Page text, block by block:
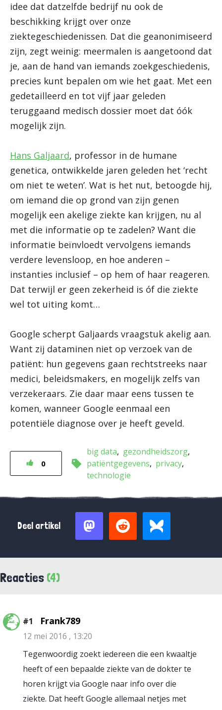
idee dat datzelfde bedrijf nu ook de
beschikking krijgt over onze
ziektegeschiedenissen. Dat die geanonimiseerd
zijn, zegt weinig: meermalen is aangetoond dat
je, aan de hand van iemands zoekgeschiedenis,
precies kunt bepalen om wie het gaat. Met een
gedetailleerd en tot vijf jaar geleden
teruggaand medisch dossier moet dat óók
mogelijk zijn.
Hans Galjaard, professor in de humane
genetica, ontwikkelde jaren geleden het ‘recht
om niet te weten’. Wat is het nut, betoogde hij,
om iemand die op grond van zijn genen
mogelijk een akelige ziekte kan krijgen, nu al
met die informatie op te zadelen? Want die
informatie beïnvloedt vervolgens iemands
verdere levensloop, en hoe anderen –
instanties inclusief – op hem of haar reageren.
Dat terwijl er geen zekerheid is óf die ziekte
wel tot uiting komt…
Google scherpt Galjaards vraagstuk akelig aan.
Want zij dataminen niet op verzoek van de
patiënt: hun gegevens gaan rechtstreeks naar
medici, beleidsmakers, en mogelijk zelfs van
verzekeraars. Zie daar maar eens tussen te
komen, wanneer Google eenmaal een
potentiële diagnose over je heeft geveld.
0
big data
gezondheidszorg
patiëntgegevens
privacy
technologie
Deel artikel
Reacties (4)
#1 Frank789
12 mei 2016 , 13:20
Tegenwoordig zoekt iedereen die een kwaaltje
heeft of een bepaalde ziekte van de dokter te
horen krijgt via Google naar info over die
ziekte. Dat heeft Google allemaal netjes met